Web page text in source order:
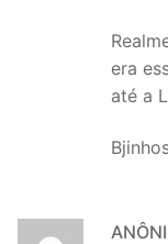
era
até a